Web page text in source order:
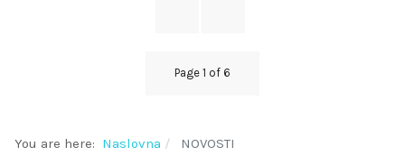
Page 1 of 6
You are here: Naslovna NOVOSTI